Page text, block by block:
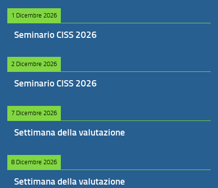
1 Dicembre 2026
Seminario CISS 2026
2 Dicembre 2026
Seminario CISS 2026
7 Dicembre 2026
Settimana della valutazione
8 Dicembre 2026
Settimana della valutazione